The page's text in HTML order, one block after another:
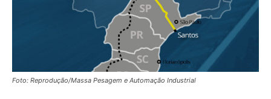
Foto: Reprodução/Massa Pesagem e Automação Industrial